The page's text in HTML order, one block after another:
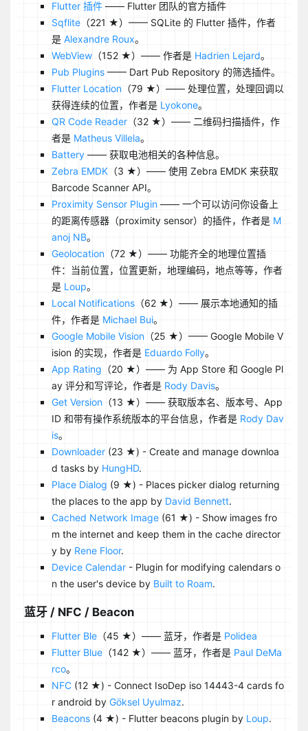
Flutter 插件 —— Flutter 团队的官方插件
Sqflite （221 ★）—— SQLite 的 Flutter 插件，作者
是 Alexandre Roux。
WebView （152 ★）—— 作者是 Hadrien Lejard。
Pub Plugins —— Dart Pub Repository 的筛选插件。
Flutter Location （79 ★）—— 处理位置，处理回调以
获得连续的位置，作者是 Lyokone。
QR Code Reader （32 ★）—— 二维码扫描插件，作
者是 Matheus Villela。
Battery —— 获取电池相关的各种信息。
Zebra EMDK （3 ★）—— 使用 Zebra EMDK 来获取
Barcode Scanner API。
Proximity Sensor Plugin —— 一个可以访问你设备上
的距离传感器（proximity sensor）的插件，作者是 M
anoj NB。
Geolocation （72 ★）—— 功能齐全的地理位置插
件：当前位置，位置更新，地理编码，地点等等，作者
是 Loup。
Local Notifications （62 ★）—— 展示本地通知的插
件，作者是 Michael Bui。
Google Mobile Vision （25 ★）—— Google Mobile V
ision 的实现，作者是 Eduardo Folly。
App Rating （20 ★）—— 为 App Store 和 Google Pl
ay 评分和写评论，作者是 Rody Davis。
Get Version （13 ★）—— 获取版本名、版本号、App
ID 和带有操作系统版本的平台信息，作者是 Rody Dav
is。
Downloader (23 ★) - Create and manage downloa
d tasks by HungHD.
Place Dialog (9 ★) - Places picker dialog returning
the places to the app by David Bennett.
Cached Network Image (61 ★) - Show images fro
m the internet and keep them in the cache director
y by Rene Floor.
Device Calendar - Plugin for modifying calendars o
n the user's device by Built to Roam.
蓝牙 / NFC / Beacon
Flutter Ble （45 ★）—— 蓝牙，作者是 Polidea
Flutter Blue （142 ★）—— 蓝牙，作者是 Paul DeMa
rco。
NFC (12 ★) - Connect IsoDep iso 14443-4 cards fo
r android by Göksel Uyulmaz.
Beacons (4 ★) - Flutter beacons plugin by Loup.